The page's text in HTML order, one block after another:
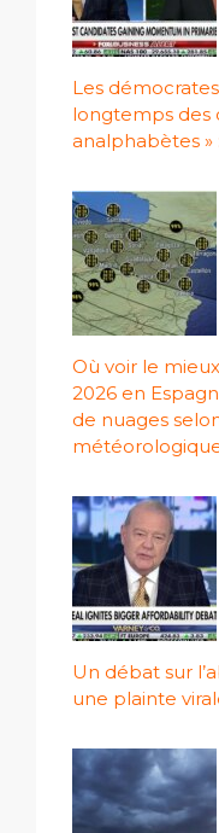
Les
longtemps des
analphabètes »
Où voir le
2026 en
de nuages
Un débat sur
une plainte